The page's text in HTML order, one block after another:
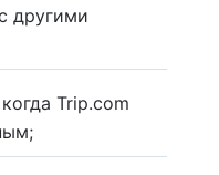
другими
Trip.com